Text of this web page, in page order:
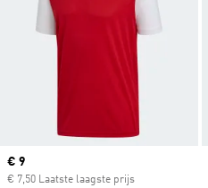
Current price
€ 9
€ 7,50 Laatste laagste prijs